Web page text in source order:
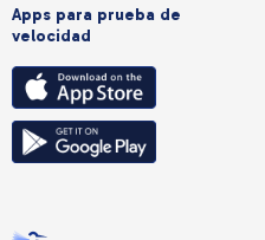
Apps para prueba de
velocidad